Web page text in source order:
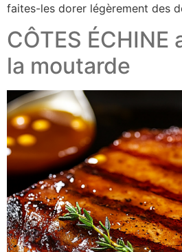
faites-les dorer légèrement des
CÔTES ÉCHINE
la moutarde